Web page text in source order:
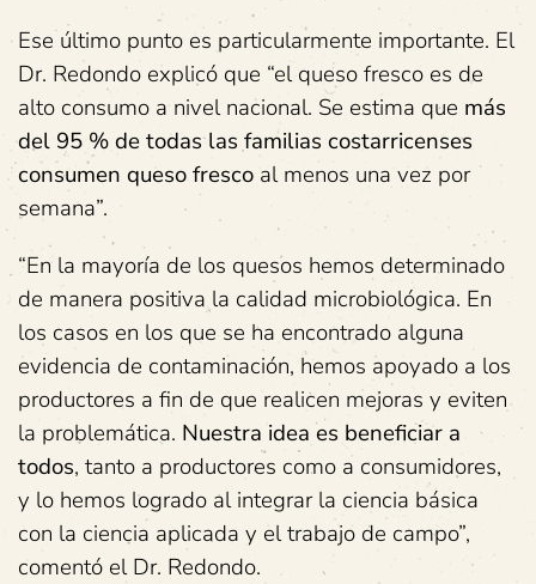
Ese último punto es particularmente importante. El
Dr. Redondo explicó que “el queso fresco es de
alto consumo a nivel nacional. Se estima que más
del 95 % de todas las familias costarricenses
consumen queso fresco al menos una vez por
semana”.
“En la mayoría de los quesos hemos determinado
de manera positiva la calidad microbiológica. En
los casos en los que se ha encontrado alguna
evidencia de contaminación, hemos apoyado a los
productores a fin de que realicen mejoras y eviten
la problemática. Nuestra idea es beneficiar a
todos, tanto a productores como a consumidores,
y lo hemos logrado al integrar la ciencia básica
con la ciencia aplicada y el trabajo de campo”,
comentó el Dr. Redondo.